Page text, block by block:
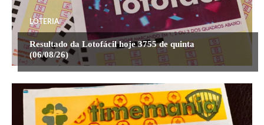
LOTERIA
Resultado da Lotofácil hoje 3755 de quinta
(06/08/26)